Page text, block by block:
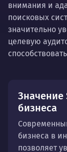
внимания и
поисковых
значительно
целевую
Значение
бизнеса
бизнеса в
позволяет